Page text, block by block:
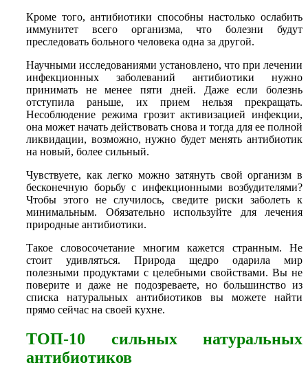
Кроме того, антибиотики способны настолько ослабить
иммунитет всего организма, что болезни будут
преследовать больного человека одна за другой.
Научными исследованиями установлено, что при лечении
инфекционных заболеваний антибиотики нужно
принимать не менее пяти дней. Даже если болезнь
отступила раньше, их прием нельзя прекращать.
Несоблюдение режима грозит активизацией инфекции,
она может начать действовать снова и тогда для ее полной
ликвидации, возможно, нужно будет менять антибиотик
на новый, более сильный.
Чувствуете, как легко можно затянуть свой организм в
бесконечную борьбу с инфекционными возбудителями?
Чтобы этого не случилось, сведите риски заболеть к
минимальным. Обязательно используйте для лечения
природные антибиотики.
Такое словосочетание многим кажется странным. Не
стоит удивляться. Природа щедро одарила мир
полезными продуктами с целебными свойствами. Вы не
поверите и даже не подозреваете, но большинство из
списка натуральных антибиотиков вы можете найти
прямо сейчас на своей кухне.
ТОП-10 сильных натуральных
антибиотиков